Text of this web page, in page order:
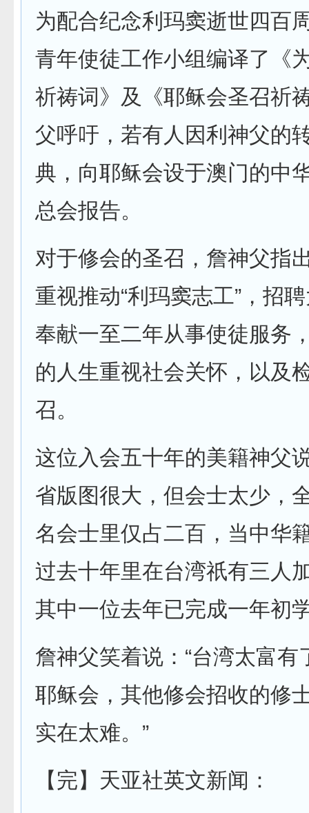
为配合纪念利玛窦逝世四百
青年使徒工作小组编译了《
祈祷词》及《耶稣会圣召祈
父呼吁，若有人因利神父的
典，向耶稣会设于澳门的中
总会报告。
对于修会的圣召，詹神父指
重视推动“利玛窦志工”，招
奉献一至二年从事使徒服务
的人生重视社会关怀，以及
召。
这位入会五十年的美籍神父
省版图很大，但会士太少，
名会士里仅占二百，当中华
过去十年里在台湾祇有三人
其中一位去年已完成一年初
詹神父笑着说：“台湾太富有
耶稣会，其他修会招收的修
实在太难。”
【完】天亚社英文新闻：